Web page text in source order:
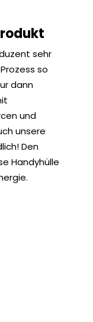
sehr
so
dann
und
unsere
Den
Handyhülle